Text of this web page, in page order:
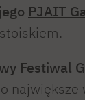
PJAIT
Festiwal
największe